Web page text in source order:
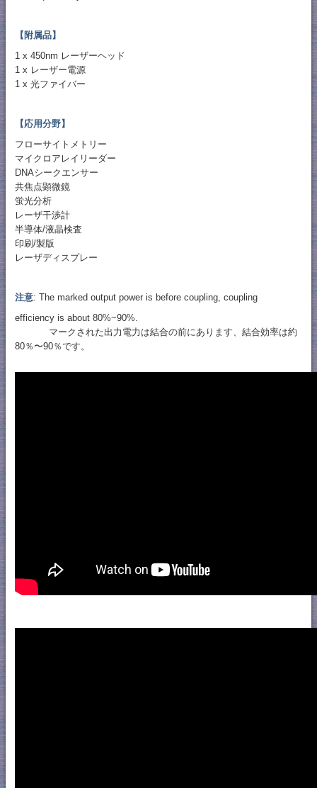
【附属品】
1 x 450nm レーザーヘッド
1 x レーザー電源
1 x 光ファイバー
【応用分野】
フローサイトメトリー
マイクロアレイリーダー
DNAシークエンサー
共焦点顕微鏡
蛍光分析
レーザ干渉計
半導体/液晶検査
印刷/製版
レーザディスプレー
注意: The marked output power is before coupling, coupling
efficiency is about 80%~90%.
マークされた出力電力は結合の前にあります、結合効率は約
80％〜90％です。